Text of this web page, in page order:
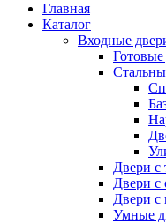
Главная
Каталог
Входные
Готовые
Двери с
Двери с
Двери с
Умные